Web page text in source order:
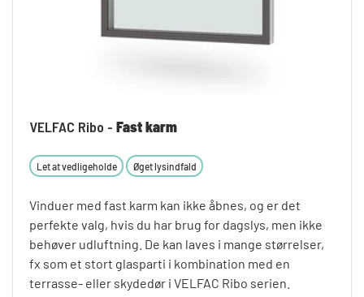
VELFAC Ribo - Fast karm
Let at vedligeholde Øget lysindfald
Vinduer med fast karm kan ikke åbnes, og er det
perfekte valg, hvis du har brug for dagslys, men ikke
behøver udluftning. De kan laves i mange størrelser,
fx som et stort glasparti i kombination med en
terrasse- eller skydedør i VELFAC Ribo serien.